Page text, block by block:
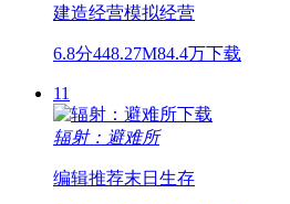
建造经营模拟经营
6.8分448.27M84.4万下载
11
辐射：避难所
编辑推荐末日 生存